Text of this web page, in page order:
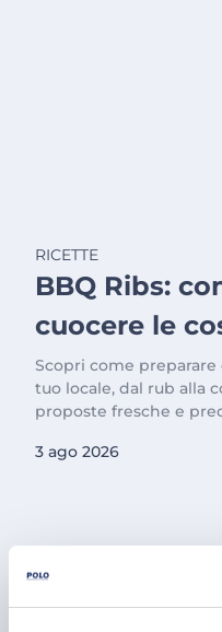
RICETTE
BBQ Ribs:
cuocere le
Scopri come
tuo locale, dal rub alla
proposte fresche e
3 ago 2026